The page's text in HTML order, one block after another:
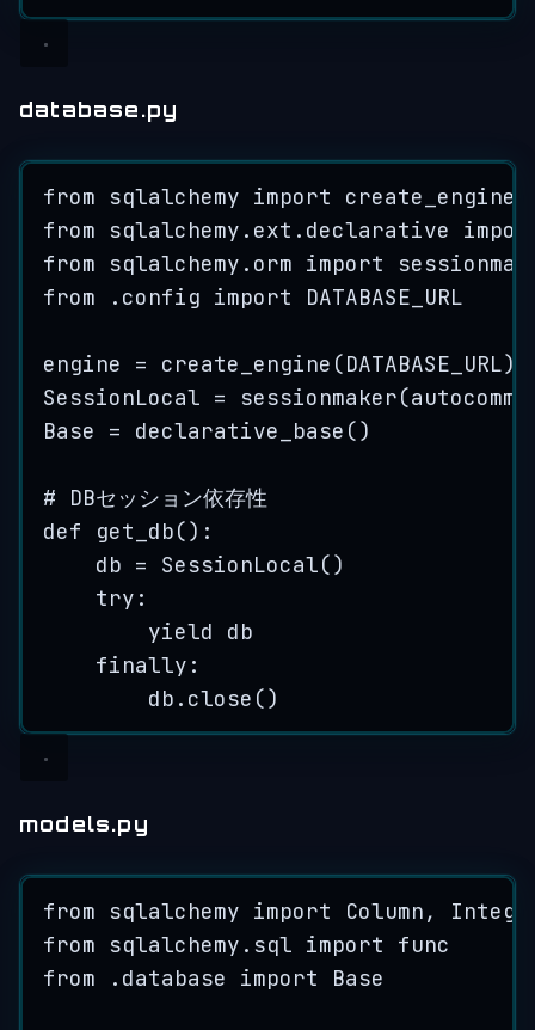
database.py
from sqlalchemy import create_engine
from sqlalchemy.ext.declarative
from sqlalchemy.orm import
from .config import DATABASE_URL
engine = create_engine (DATABASE_URL)
SessionLocal = sessionmaker(
Base = declarative_base ()
# DBセッション依存性
def
get_db() :
db = SessionLocal()
try :
yield db
finally :
db. close ()
models.py
from sqlalchemy import Column,
from sqlalchemy.sql import func
from .database import Base